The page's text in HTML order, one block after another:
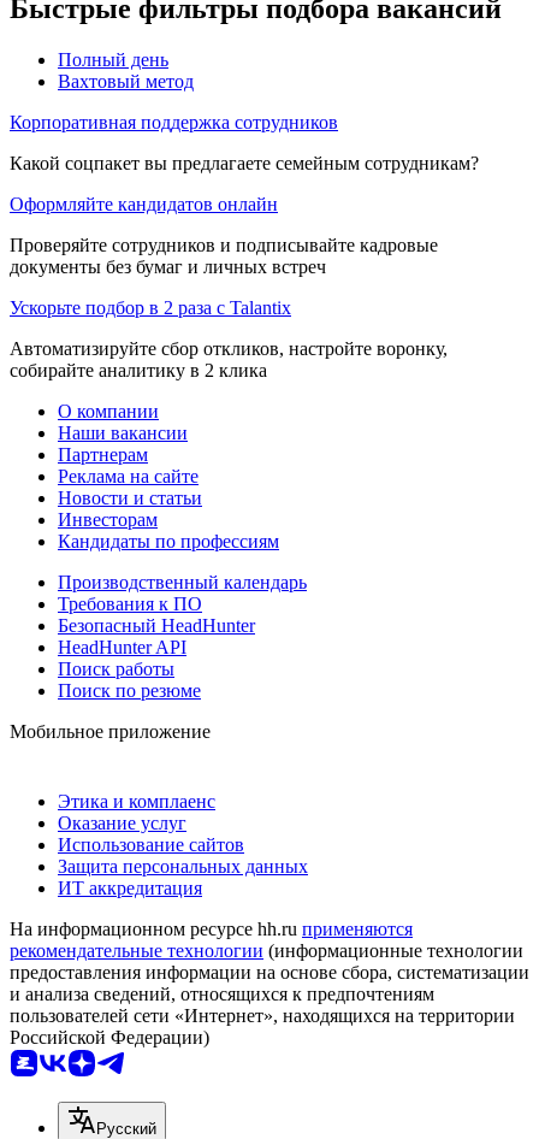
Быстрые фильтры подбора вакансий
Полный день
Вахтовый метод
Корпоративная поддержка сотрудников
Какой соцпакет вы предлагаете семейным сотрудникам?
Оформляйте кандидатов онлайн
Проверяйте сотрудников и подписывайте кадровые
документы без бумаг и личных встреч
Ускорьте подбор в 2 раза с Talantix
Автоматизируйте сбор откликов, настройте воронку,
собирайте аналитику в 2 клика
О компании
Наши вакансии
Партнерам
Реклама на сайте
Новости и статьи
Инвесторам
Кандидаты по профессиям
Производственный календарь
Требования к ПО
Безопасный HeadHunter
HeadHunter API
Поиск работы
Поиск по резюме
Мобильное приложение
Этика и комплаенс
Оказание услуг
Использование сайтов
Защита персональных данных
ИТ аккредитация
На информационном ресурсе hh.ru применяются
рекомендательные технологии (информационные технологии
предоставления информации на основе сбора, систематизации
и анализа сведений, относящихся к предпочтениям
пользователей сети «Интернет», находящихся на территории
Российской Федерации)
Русский